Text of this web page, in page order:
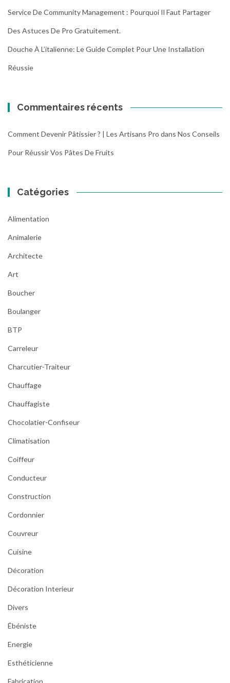
Service De Community Management : Pourquoi Il Faut Partager
Des Astuces De Pro Gratuitement.
Douche À L’italienne: Le Guide Complet Pour Une Installation
Réussie
Commentaires récents
Comment Devenir Pâtissier ? | Les Artisans Pro dans Nos Conseils
Pour Réussir Vos Pâtes De Fruits
Catégories
Alimentation
Animalerie
Architecte
Art
Boucher
Boulanger
BTP
Carreleur
Charcutier-Traiteur
Chauffage
Chauffagiste
Chocolatier-Confiseur
Climatisation
Coiffeur
Conducteur
Construction
Cordonnier
Couvreur
Cuisine
Décoration
Décoration Interieur
Divers
Ébéniste
Energie
Esthéticienne
Fabrication